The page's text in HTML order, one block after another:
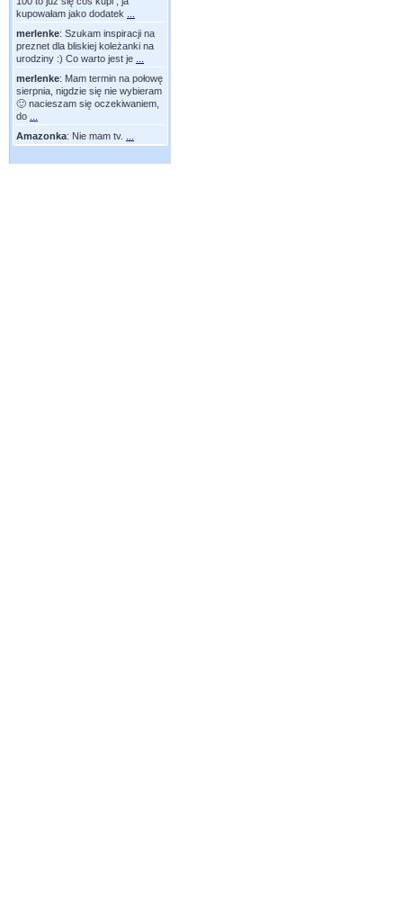
kupowałam jako dodatek
merlenke: Szukam inspiracji na
preznet dla bliskiej koleżanki na
urodziny :) Co warto jest je
merlenke: Mam termin na połowę
sierpnia, nigdzie się nie wybieram
🙂 nacieszam się oczekiwaniem,
do
Amazonka: Nie mam tv.